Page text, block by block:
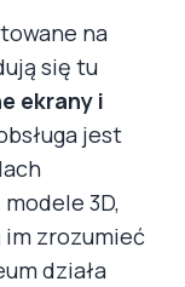
na
się tu
ekrany i
jest
3D,
im zrozumieć
działa